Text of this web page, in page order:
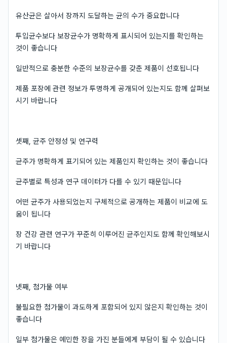
유산균은 살아서 장까지 도달하는 균의 수가 중요합니다
투입균수보다 보장균수가 명확하게 표시되어 있는지를 확인하는
것이 좋습니다
일반적으로 충분한 수준의 보장균수를 갖춘 제품이 선호됩니다
제품 포장에 관련 정보가 투명하게 공개되어 있는지도 함께 살펴보
시기 바랍니다
셋째, 균주 안정성 및 연구력
균주가 명확하게 표기되어 있는 제품인지 확인하는 것이 좋습니다
균주별로 특성과 연구 데이터가 다를 수 있기 때문입니다
어떤 균주가 사용되었는지 구체적으로 공개하는 제품이 비교에 도
움이 됩니다
장 건강 관련 연구가 꾸준히 이루어진 균주인지도 함께 확인해보시
기 바랍니다
넷째, 첨가물 여부
불필요한 첨가물이 과도하게 포함되어 있지 않은지 확인하는 것이
좋습니다
일부 첨가물은 예민한 장을 가진 분들에게 부담이 될 수 있습니다